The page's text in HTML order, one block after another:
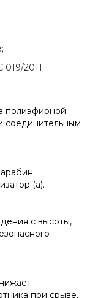
019/2011;
полиэфирной
соединительным
(а).
с высоты,
при срыве,